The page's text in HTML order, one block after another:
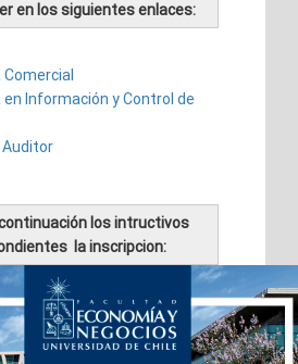
en los siguientes enlaces:
Comercial
en Información y Control de
los intructivos
la inscripcion: